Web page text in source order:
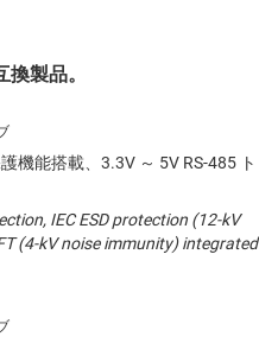
製品。
機能搭載、3.3V ～ 5V RS-485 ト
IEC ESD protection (12-kV
(4-kV noise immunity) integrated